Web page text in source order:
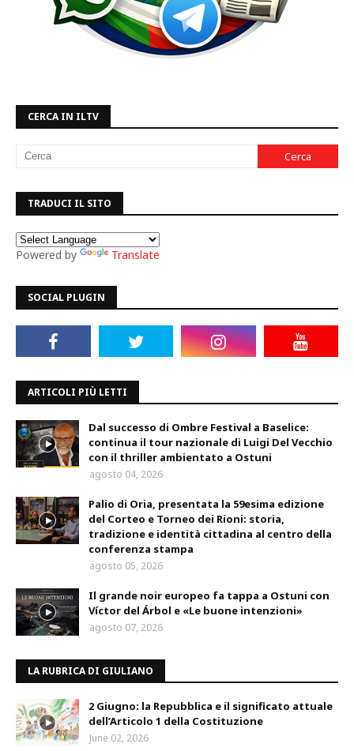
CERCA IN ILTV
TRADUCI IL SITO
Powered by Translate
SOCIAL PLUGIN
ARTICOLI PIÙ LETTI
Dal successo di Ombre Festival a Baselice:
continua il tour nazionale di Luigi Del Vecchio
con il thriller ambientato a Ostuni
agosto 04, 2026
Palio di Oria, presentata la 59esima edizione
del Corteo e Torneo dei Rioni: storia,
tradizione e identità cittadina al centro della
conferenza stampa
agosto 05, 2026
Il grande noir europeo fa tappa a Ostuni con
Víctor del Árbol e «Le buone intenzioni»
agosto 07, 2026
LA RUBRICA DI GIULIANO
2 Giugno: la Repubblica e il significato attuale
dell’Articolo 1 della Costituzione
June 02, 2026